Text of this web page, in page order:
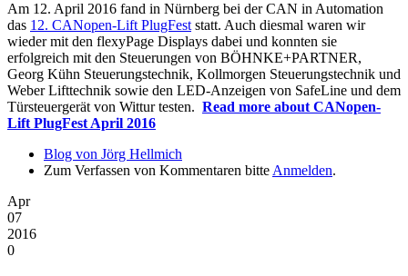
Am 12. April 2016 fand in Nürnberg bei der CAN in Automation
das 12. CANopen-Lift PlugFest statt. Auch diesmal waren wir
wieder mit den flexyPage Displays dabei und konnten sie
erfolgreich mit den Steuerungen von BÖHNKE+PARTNER,
Georg Kühn Steuerungstechnik, Kollmorgen Steuerungstechnik und
Weber Lifttechnik sowie den LED-Anzeigen von SafeLine und dem
Türsteuergerät von Wittur testen. Read more about CANopen-
Lift PlugFest April 2016
Blog von Jörg Hellmich
Zum Verfassen von Kommentaren bitte Anmelden.
Apr
07
2016
0